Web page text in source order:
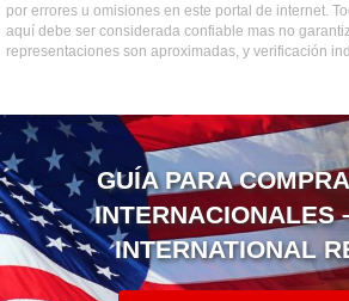
por errores u omisiones en este portal de internet.
aquí debe ser considerada confiable mas no
representaciones son aproximadas, y verificación
GUÍA PARA
INTERNACIONALES
INTERNATIONAL